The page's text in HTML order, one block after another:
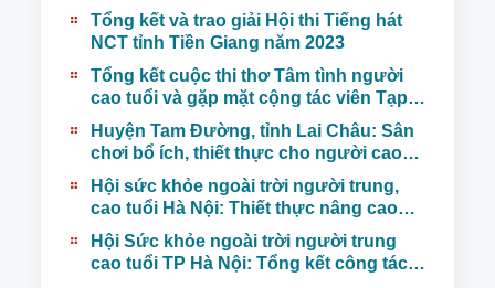
Tổng kết và trao giải Hội thi Tiếng hát
NCT tỉnh Tiền Giang năm 2023
Tổng kết cuộc thi thơ Tâm tình người
cao tuổi và gặp mặt cộng tác viên Tạp
chí NCT năm 2021
Huyện Tam Đường, tỉnh Lai Châu: Sân
chơi bổ ích, thiết thực cho người cao
tuổi
Hội sức khỏe ngoài trời người trung,
cao tuổi Hà Nội: Thiết thực nâng cao
đời sống sức khỏe, tinh thần người
trung cao tuổi
Hội Sức khỏe ngoài trời người trung
cao tuổi TP Hà Nội: Tổng kết công tác